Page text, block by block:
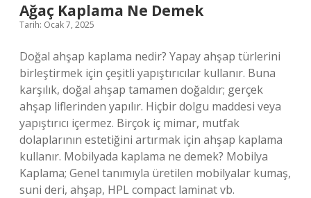
Ağaç Kaplama Ne Demek
Tarih: Ocak 7, 2025
Doğal ahşap kaplama nedir? Yapay ahşap türlerini
birleştirmek için çeşitli yapıştırıcılar kullanır. Buna
karşılık, doğal ahşap tamamen doğaldır; gerçek
ahşap liflerinden yapılır. Hiçbir dolgu maddesi veya
yapıştırıcı içermez. Birçok iç mimar, mutfak
dolaplarının estetiğini artırmak için ahşap kaplama
kullanır. Mobilyada kaplama ne demek? Mobilya
Kaplama; Genel tanımıyla üretilen mobilyalar kumaş,
suni deri, ahşap, HPL compact laminat vb.